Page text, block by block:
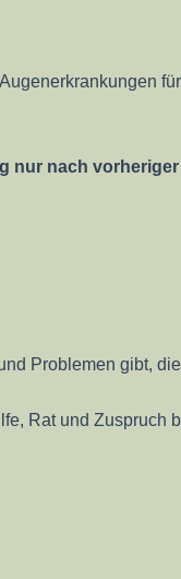
nur nach
Problemen gibt,
Rat und Zuspruch